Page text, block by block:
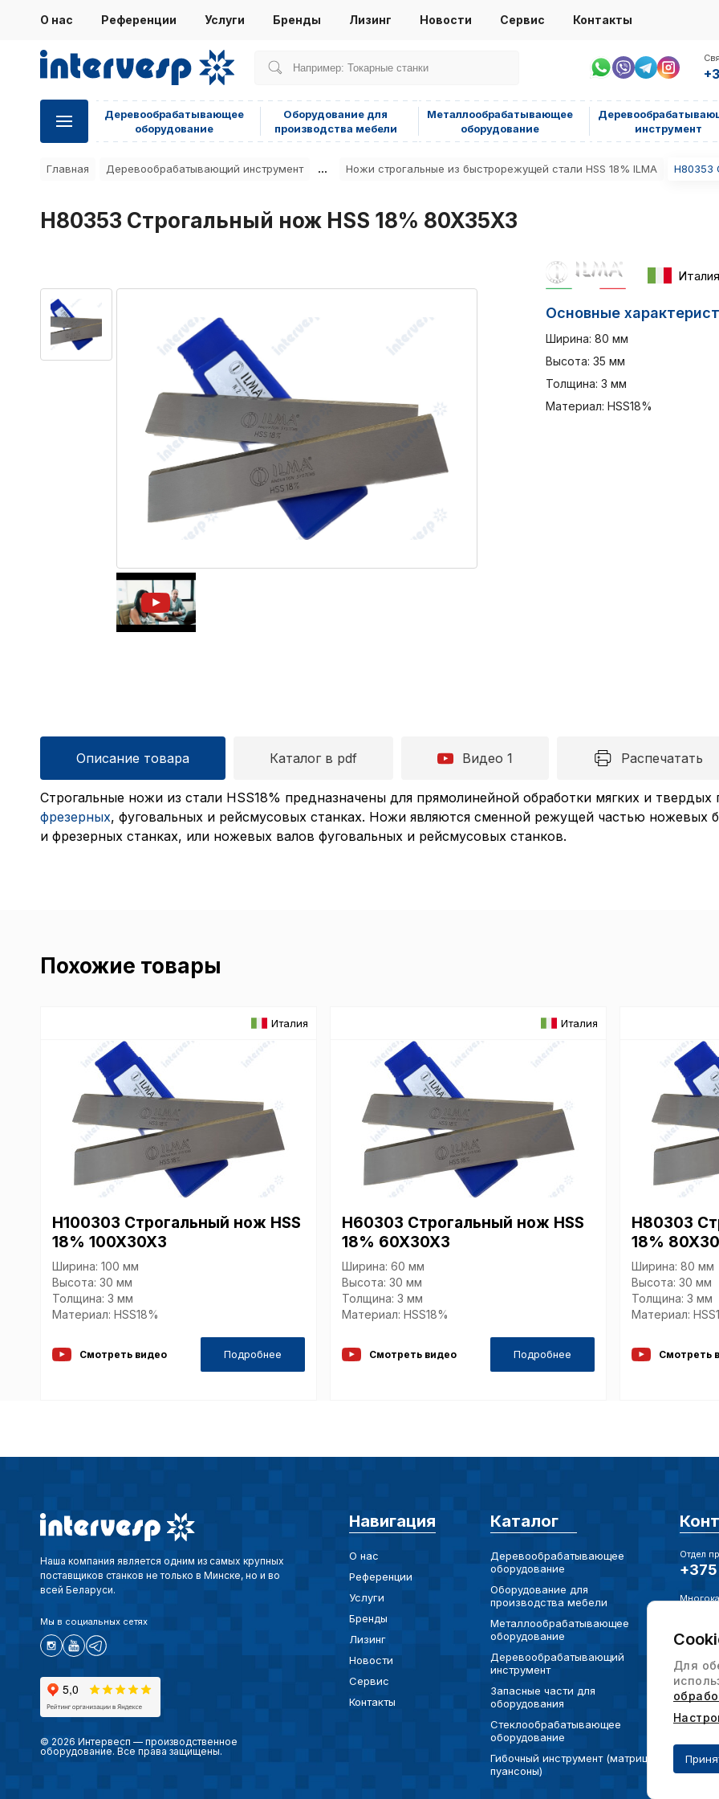
О нас Референции Услуги Бренды Лизинг Новости Сервис Контакты
Деревообрабатывающее
оборудование
Оборудование для
производства мебели
Металлообрабатывающее
оборудование
инструмент
Главная Деревообрабатывающий инструмент ... Ножи строгальные из быстрорежущей стали HSS 18% ILMA H80353
H80353 Строгальный нож HSS 18% 80X35X3
Италия
Основные
Ширина: 80 мм
Высота: 35 мм
Толщина: 3 мм
Материал: HSS18%
Описание товара Каталог в pdf Видео 1 Распечатать
Строгальные ножи из стали HSS18% предназначены для прямолинейной обработки мягких и
фрезерных, фуговальных и рейсмусовых станках. Ножи являются сменной режущей частью ножевых
и фрезерных станках, или ножевых валов фуговальных и рейсмусовых станков.
Похожие товары
Италия
H100303 Строгальный нож HSS
18% 100X30X3
Ширина: 100 мм
Высота: 30 мм
Толщина: 3 мм
Материал: HSS18%
Смотреть видео Подробнее
Италия
H60303 Строгальный нож HSS
18% 60X30X3
Ширина: 60 мм
Высота: 30 мм
Толщина: 3 мм
Материал: HSS18%
Смотреть видео Подробнее
H80303
18%
Ширина: 80 мм
Высота: 30 мм
Толщина: 3 мм
Материал:
Смотреть
Наша компания является одним из самых крупных
поставщиков станков не только в Минске, но и во
всей Беларуси.
Мы в социальных сетях
© 2026 Интервесп — производственное
оборудование. Все права защищены.
Навигация
О нас
Референции
Услуги
Бренды
Лизинг
Новости
Сервис
Контакты
Каталог
Деревообрабатывающее
оборудование
Оборудование для
производства мебели
Металлообрабатывающее
оборудование
Деревообрабатывающий
инструмент
Запасные части для
оборудования
Стеклообрабатывающее
оборудование
Гибочный инструмент (матрицы,
пуансоны)
Отдел
Юр.
ул.
Для
Настройте
Вы можете
периода
cookie (в т.ч.
в нижней или
Перед тем
можете
cookie,
Внимание:
Сохранить